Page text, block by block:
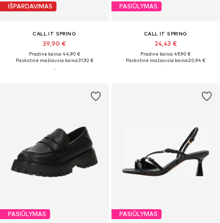
IŠPARDAVIMAS
CALL IT SPRING
39,90 €
Pradinė kaina: 44,90 €
Paskutinė mažiausia kaina:31,92 €
PASIŪLYMAS
CALL IT SPRING
24,43 €
Pradinė kaina: 49,90 €
Paskutinė mažiausia kaina:20,94 €
PASIŪLYMAS PASIŪLYMAS